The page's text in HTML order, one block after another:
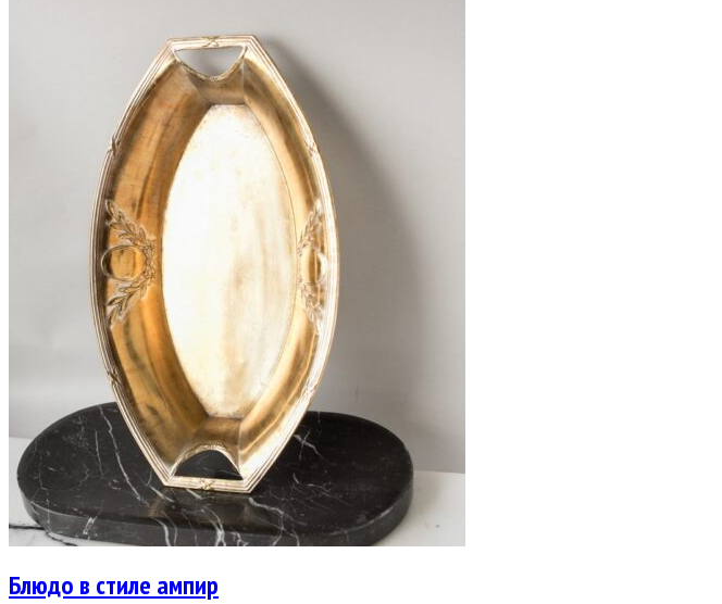
Блюдо в стиле ампир